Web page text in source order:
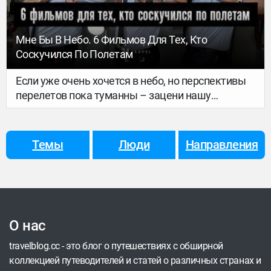
Мне Бы В Небо. 6 Фильмов Для Тех, Кто
Соскучился По Полетам
Если уже очень хочется в небо, но перспективы
перелетов пока туманны – зацени нашу
подборку фильмов об авиации. От леденящих
варианты на любой вкус.
Темы Люди Направления
О нас
travelblog.cc - это блог о путешествиях с обширной
коллекцией путеводителей и статей о различных странах и